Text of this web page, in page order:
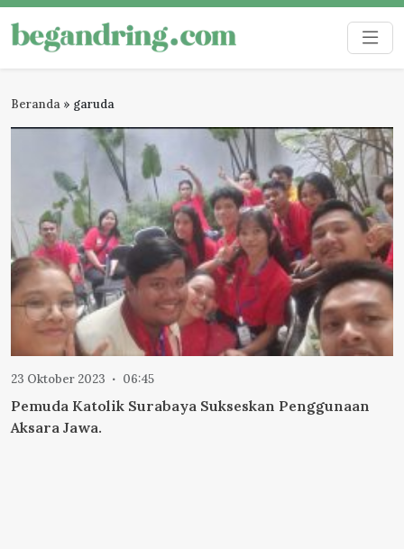
Skip
to
content
Begandring
Menjaga ingatan untuk masa depan
Beranda » garuda
23 Oktober 2023 06:45
Pemuda Katolik Surabaya Sukseskan Penggunaan
Aksara Jawa.